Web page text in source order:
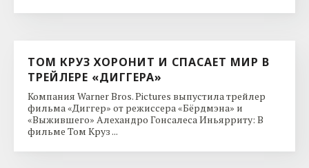
ТОМ КРУЗ ХОРОНИТ И СПАСАЕТ МИР В
ТРЕЙЛЕРЕ «ДИГГЕРА»
Компания Warner Bros. Pictures выпустила трейлер
фильма «Диггер» от режиссера «Бёрдмэна» и
«Выжившего» Алехандро Гонсалеса Иньярриту: В
фильме Том Круз ...